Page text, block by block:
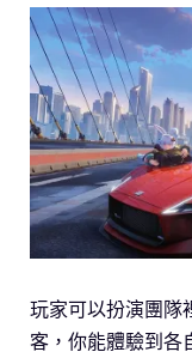
玩家可以扮演團隊
客，你能體驗到各